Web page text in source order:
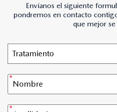
Envíanos el siguiente
pondremos en contacto
que mejor se
Tratamiento